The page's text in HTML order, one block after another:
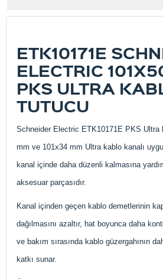
ETK10171E
ELECTRIC
PKS ULTRA
TUTUCU
Schneider Electric ETK10171E PKS Ultra
mm ve 101x34 mm Ultra kablo kanalı
kanal içinde daha düzenli kalmasına
aksesuar parçasıdır.
Kanal içinden geçen kablo demetlerinin
dağılmasını azaltır, hat boyunca daha
ve bakım sırasında kablo güzergahının
katkı sunar.